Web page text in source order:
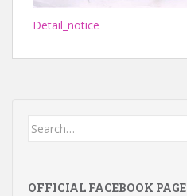
Detail_notice
Search
OFFICIAL FACEBOOK PAGE